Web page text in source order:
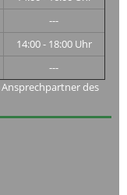
---
14:00 - 18:00 Uhr
---
des